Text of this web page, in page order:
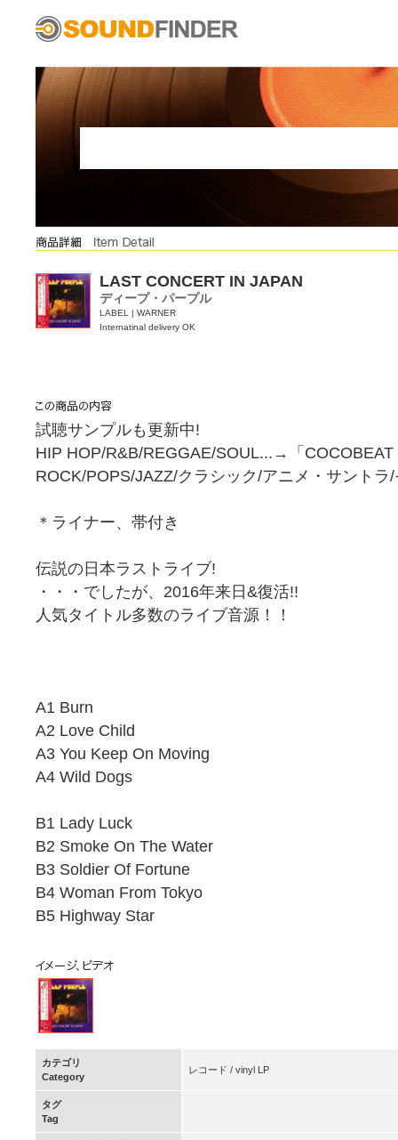
LAST CONCERT IN JAPAN
ディープ・パープル
LABEL | WARNER
Internatinal delivery OK
試聴サンプルも更新中!
HIP HOP/R&B/REGGAE/SOUL...→「COCOBEAT
ROCK/POPS/JAZZ/クラシック/アニメ・サント
＊ライナー、帯付き
伝説の日本ラストライブ!
・・・でしたが、2016年来日&復活!!
人気タイトル多数のライブ音源！！
A1 Burn
A2 Love Child
A3 You Keep On Moving
A4 Wild Dogs
B1 Lady Luck
B2 Smoke On The Water
B3 Soldier Of Fortune
B4 Woman From Tokyo
B5 Highway Star
カテゴリ
Category
レコード / vinyl LP
タグ
Tag